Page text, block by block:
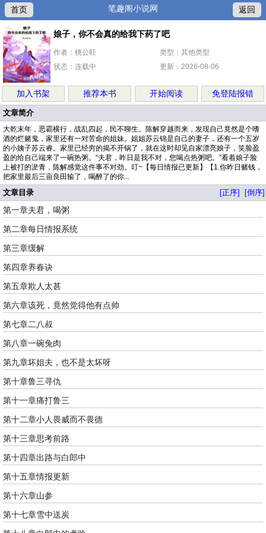
首页 笔趣阁小说网 返回
娘子，你不会真的给我下药了吧
作者：桃公旺
类型：其他类型
状态：连载中
更新：2026-08-06
加入书架 推荐本书 开始阅读 免登陆报错
文章简介
大乾末年，恶霸横行，战乱四起，民不聊生。陈解穿越而来，发现自己竟然是个嗜
酒的烂赌鬼，家里还有一对苦命的姐妹。姐姐苏云锦是自己的妻子，还有一个五岁
的小姨子苏云睿。家里已经穷的揭不开锅了，就在这时却见自家漂亮娘子，笑脸盈
盈的给自己端来了一碗热粥。“夫君，昨日是我不对，您喝点热粥吧。”看着娘子脸
上被打的淤青，陈解感觉这件事不对劲。叮~【每日情报已更新】【1.你昨日赌钱，
把家里最后三亩良田输了，喝醉了的你...
文章目录 [正序] [倒序]
第一章夫君，喝粥
第二章每日情报系统
第三章缓解
第四章养春诀
第五章欺人太甚
第六章该死，竟然觉得他有点帅
第七章二八叔
第八章一碗兔肉
第九章坏姐夫，也不是太坏呀
第十章鲁三寻仇
第十一章痛打鲁三
第十二章小人畏威而不畏德
第十三章思考前路
第十四章出路与白郎中
第十五章情报更新
第十六章山参
第十七章雪中送炭